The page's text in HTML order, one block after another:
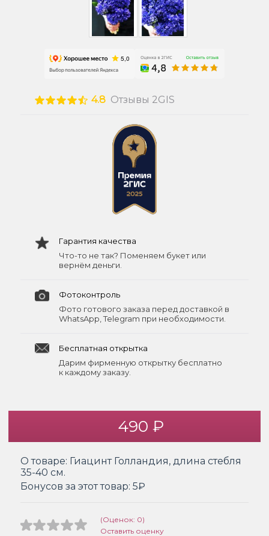
4.8 Отзывы 2GIS
Гарантия качества
Что-то не так? Поменяем букет или
вернём деньги.
Фотоконтроль
Фото готового заказа перед доставкой в
WhatsApp, Telegram при необходимости.
Бесплатная открытка
Дарим фирменную открытку бесплатно
к каждому заказу.
490 ₽
О товаре: Гиацинт Голландия, длина стебля
35-40 см.
Бонусов за этот товар: 5₽
(Оценок: 0)
Оставить оценку